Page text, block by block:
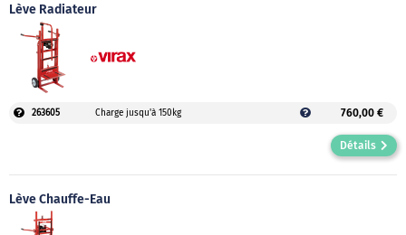
Lève Radiateur
263605 Charge jusqu'à 150kg 760,00 €
Détails
Lève Chauffe-Eau